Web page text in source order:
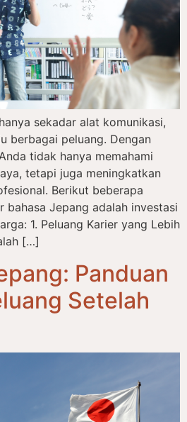
sekadar alat komunikasi,
berbagai peluang. Dengan
tidak hanya memahami
tetapi juga meningkatkan
Berikut beberapa
bahasa Jepang adalah investasi
1. Peluang Karier yang Lebih
[…]
Panduan
Setelah